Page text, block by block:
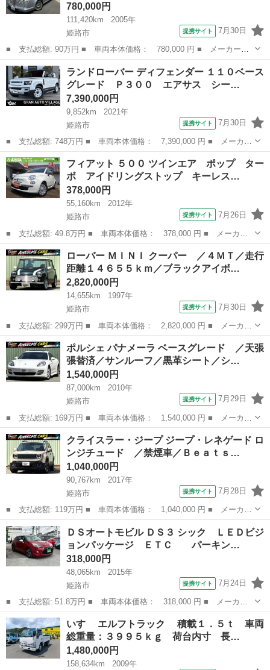
780,000円
111,420km
2005年
姫路市
提携サイト 7月30日
■ 支払総額: 90万円 ■ 車両本体価格： 780,000 円 ■ メーカー
名： ミツオカ ■ 車種名： ヌエラ ■ グレード名： ２４ＬＸ
２４ＬＸ／サンルーフ／ベージュ本革シート／革巻きステアリング／
ウッドパネル／ク...
兵庫 姫路市 その他
ランドローバー ディフェンダー １１０ベース
グレード Ｐ３００ エアサス シー…
7,390,000円
9,852km
2021年
姫路市
提携サイト 7月30日
■ 支払総額: 748万円 ■ 車両本体価格： 7,390,000 円 ■ メーカー
名： ランドローバー ■ 車種名： ディフェンダー ■ グレード
名： １１０ベースグレード Ｐ３００ エアサス シートヒータ
ー プレミアム...
兵庫 姫路市
フィアット ５００ ツインエア ポップ ター
ボ アイドリングストップ キーレス…
378,000円
55,160km
2012年
姫路市
提携サイト 7月26日
■ 支払総額: 49.8万円 ■ 車両本体価格： 378,000 円 ■ メーカー
名： フィアット ■ 車種名： ５００ ■ グレード名： ツインエ
ア ポップ ターボ アイドリングストップ キーレス ＥＴＣ 純
正オーディオ...
兵庫 姫路市
ローバー ＭＩＮＩ クーパー ／４ＭＴ／走行
距離１４６５５ｋｍ／ブラックアイボ…
2,820,000円
14,655km
1997年
姫路市
提携サイト 7月30日
■ 支払総額: 299万円 ■ 車両本体価格： 2,820,000 円 ■ メーカー
名： ローバー ■ 車種名： ＭＩＮＩ ■ グレード名： クーパ
ー ／４ＭＴ／走行距離１４６５５ｋｍ／ブラックアイボリーコンビ
シート／１２...
兵庫 姫路市
ポルシェ パナメーラ ベースグレード ／天張
張替済／サンルーフ／黒革シート／シ…
1,540,000円
87,000km
2010年
姫路市
提携サイト 7月29日
■ 支払総額: 169万円 ■ 車両本体価格： 1,540,000 円 ■ メーカー
名： ポルシェ ■ 車種名： パナメーラ ■ グレード名： ベース
グレード ／天張張替済／サンルーフ／黒革シート／シートヒーター
／パワーシ...
兵庫 姫路市 その他
クライスラー・ジープ ジープ・レネゲード ロ
ンジチュード ／禁煙車／Ｂｅａｔｓ…
1,040,000円
90,767km
2017年
姫路市
提携サイト 7月28日
■ 支払総額: 119万円 ■ 車両本体価格： 1,040,000 円 ■ メーカー
名： クライスラー・ジープ ■ 車種名： ジープ・レネゲード ■
グレード名： ロンジチュード ／禁煙車／ＢｅａｔｓＡｕｄｉｏ／
ディスプレ...
兵庫 姫路市
ＤＳオートモビル ＤＳ３ シック ＬＥＤビジ
ョンパッケージ ＥＴＣ パーキン…
318,000円
48,065km
2015年
姫路市
提携サイト 7月24日
■ 支払総額: 51.8万円 ■ 車両本体価格： 318,000 円 ■ メーカー
名： ＤＳオートモビル ■ 車種名： ＤＳ３ ■ グレード名： シ
ック ＬＥＤビジョンパッケージ ＥＴＣ パーキングセンサー
クルーズコン...
兵庫 姫路市 その他
いすゞ エルフトラック 積載１．５ｔ 車両
総重量：３９９５ｋｇ 荷台内寸 長…
1,480,000円
158,634km 2009年